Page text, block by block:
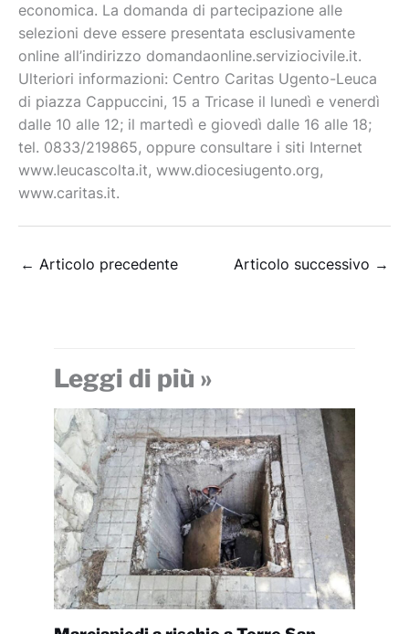
economica. La domanda di partecipazione alle
selezioni deve essere presentata esclusivamente
online all’indirizzo domandaonline.serviziocivile.it.
Ulteriori informazioni: Centro Caritas Ugento-Leuca
di piazza Cappuccini, 15 a Tricase il lunedì e venerdì
dalle 10 alle 12; il martedì e giovedì dalle 16 alle 18;
tel. 0833/219865, oppure consultare i siti Internet
www.leucascolta.it, www.diocesiugento.org,
www.caritas.it.
← Articolo precedente Articolo successivo →
Leggi di più »